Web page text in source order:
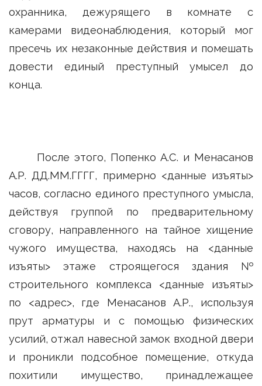
охранника, дежурящего в комнате с
камерами видеонаблюдения, который мог
пресечь их незаконные действия и помешать
довести единый преступный умысел до
конца.
После этого, Попенко А.С. и Менасанов
А.Р. ДД.ММ.ГГГГ, примерно <данные изъяты>
часов, согласно единого преступного умысла,
действуя группой по предварительному
сговору, направленного на тайное хищение
чужого имущества, находясь на <данные
изъяты> этаже строящегося здания №
строительного комплекса <данные изъяты>
по <адрес>, где Менасанов А.Р., используя
прут арматуры и с помощью физических
усилий, отжал навесной замок входной двери
и проникли подсобное помещение, откуда
похитили имущество, принадлежащее